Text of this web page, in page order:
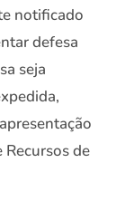
notificado
defesa
seja
de